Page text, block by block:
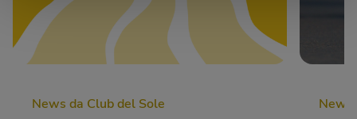
News da Club del Sole News